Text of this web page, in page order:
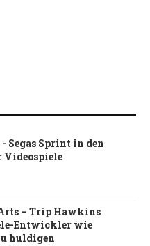
Segas Sprint in den
Videospiele
– Trip Hawkins
Entwickler wie
huldigen